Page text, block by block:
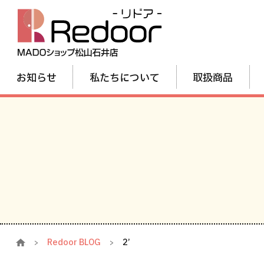
お知らせ 私たちについて 取扱商品
Redoor BLOG 2’